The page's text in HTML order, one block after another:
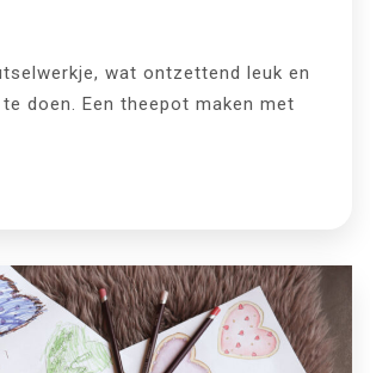
wat ontzettend leuk en
doen. Een theepot maken met